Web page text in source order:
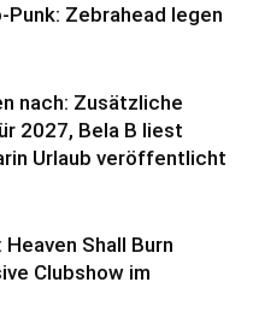
Zebrahead legen
nach: Zusätzliche
2027, Bela B liest
Urlaub veröffentlicht
Shall Burn
Clubshow im